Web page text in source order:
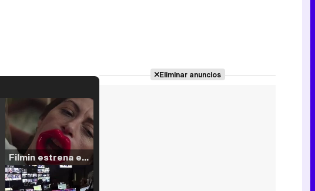
Filmin estrena el tráiler de 'Millennial Mal', su nueva comedia universitaria de la mano de Lorena Iglesias
Eliminar anuncios